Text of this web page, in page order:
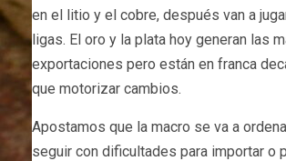
en el litio y el cobre, después van a
ligas. El oro y la plata hoy generan las
exportaciones pero están en franca
que motorizar cambios.
Apostamos que la macro se va a
seguir con dificultades para importar o